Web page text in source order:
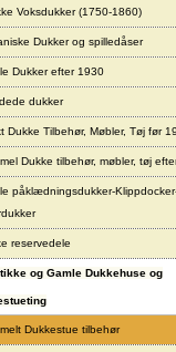
Voksdukker (1750-1860)
Dukker og spilledåser
Dukker efter 1930
dukker
Dukke Tilbehør, Møbler, Tøj før
Dukke tilbehør, møbler, tøj
påklædningsdukker-
reservedele
og Gamle Dukkehuse og
Dukkestue tilbehør